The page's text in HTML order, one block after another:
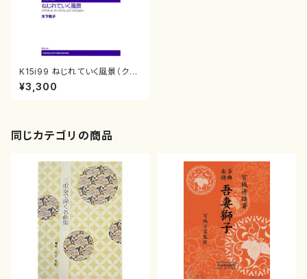
K15i99 ねじれていく風景（クラ
リネット、ヴァイオリン、ピアノ/木
下牧子/楽譜）
¥3,300
同じカテゴリの商品